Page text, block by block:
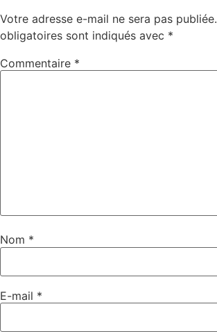
Votre adresse e-mail ne sera pas publiée.
obligatoires sont indiqués avec *
Commentaire *
Nom *
E-mail *